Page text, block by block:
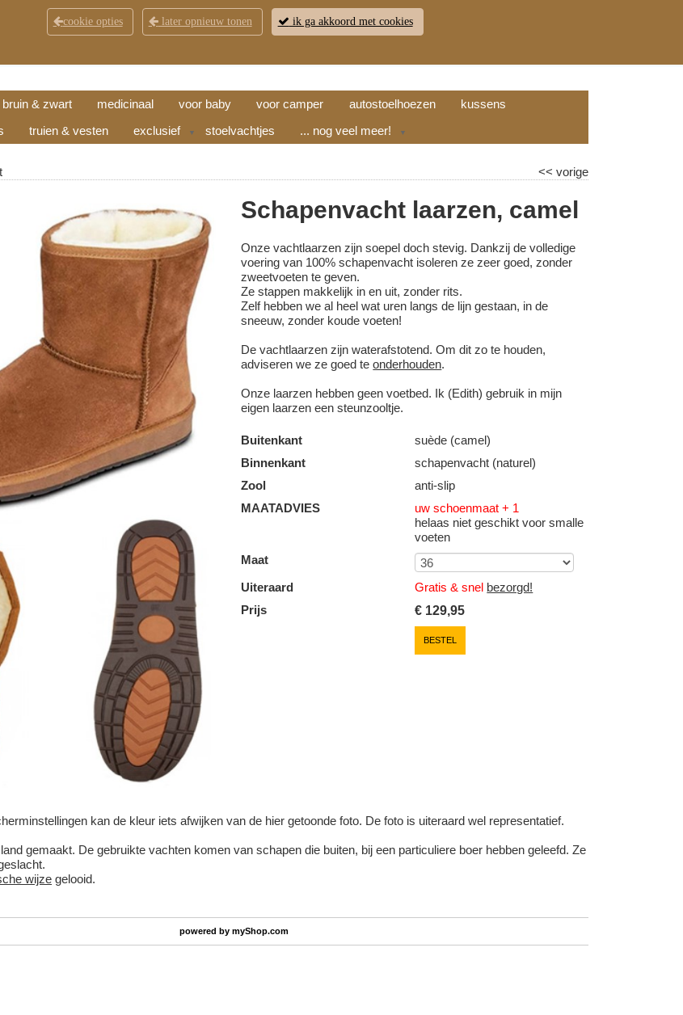
KLANTENSERVICE CONTACT OPENINGSTIJDEN RETOUR WINKELWAGEN (
bruin & zwart medicinaal voor baby voor camper autostoelhoezen
kussens
truien & vesten exclusief ▼ stoelvachtjes ... nog veel meer! ▼
<< vorige
Schapenvacht laarzen, camel
Onze vachtlaarzen zijn soepel doch stevig. Dankzij de volledige
voering van 100% schapenvacht isoleren ze zeer goed, zonder
zweetvoeten te geven.
Ze stappen makkelijk in en uit, zonder rits.
Zelf hebben we al heel wat uren langs de lijn gestaan, in de
sneeuw, zonder koude voeten!
De vachtlaarzen zijn waterafstotend. Om dit zo te houden,
adviseren we ze goed teonderhouden.
Onze laarzen hebben geen voetbed. Ik (Edith) gebruik in mijn
eigen laarzen een steunzooltje.
Buitenkant
suède (camel)
Binnenkant
schapenvacht (naturel)
Zool
anti-slip
MAATADVIES
uw schoenmaat + 1
helaas niet geschikt voor smalle
voeten
Maat
Uiteraard
Gratis & snel bezorgd!
Prijs
€ 129,95
BESTEL
kan de kleur iets afwijken van de hier getoonde foto. De foto is uiteraard wel representatief.
gemaakt. De gebruikte vachten komen van schapen die buiten, bij een particuliere boer hebben geleefd. Ze
wijze gelooid.
powered bymyShop.com
cookie opties later opnieuw tonen ik ga akkoord met cookies